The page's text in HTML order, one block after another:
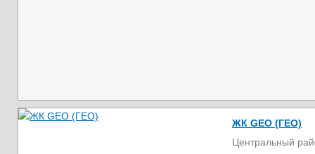
ЖК GEO (ГЕО)
Центральный